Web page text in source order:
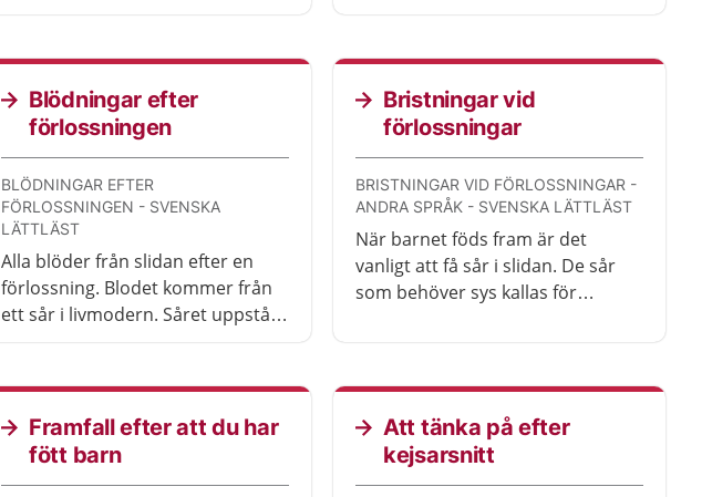
Blödningar efter
förlossningen
BLÖDNINGAR EFTER
FÖRLOSSNINGEN - SVENSKA
LÄTTLÄST
Alla blöder från slidan efter en
förlossning. Blodet kommer från
ett sår i livmodern. Såret uppstår
med blödningen kan behöva söka
vård.
Bristningar vid
förlossningar
BRISTNINGAR VID FÖRLOSSNINGAR -
ANDRA SPRÅK - SVENSKA LÄTTLÄST
När barnet föds fram är det
vanligt att få sår i slidan. De sår
som behöver sys kallas för
förlossningen av en barnmorska
eller läkare.
Framfall efter att du har
fött barn
Att tänka på efter
kejsarsnitt